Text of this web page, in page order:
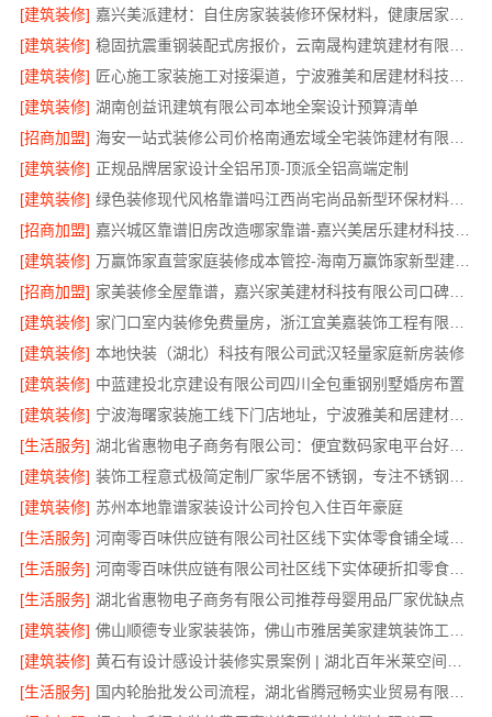
[建筑装修]
[建筑装修]
[建筑装修]
[建筑装修] 湖南创益讯建筑有限公司本地全案设计预算清单
[招商加盟]
[建筑装修] 正规品牌居家设计全铝吊顶-顶派全铝高端定制
[建筑装修]
绿色装修现代风格靠谱吗江西尚宅尚品新型环保材料有限公司
[招商加盟]
[建筑装修]
万赢饰家直营家庭装修成本管控-海南万赢饰家新型建筑材料有限公司
[招商加盟]
家美装修全屋靠谱，嘉兴家美建材科技有限公司口碑之选
[建筑装修]
[建筑装修] 本地快装（湖北）科技有限公司武汉轻量家庭新房装修
[建筑装修] 中蓝建投北京建设有限公司四川全包重钢别墅婚房布置
[建筑装修]
宁波海曙家装施工线下门店地址，宁波雅美和居建材科技有限公司
[生活服务]
湖北省惠物电子商务有限公司：便宜数码家电平台好不好？
[建筑装修]
[建筑装修] 苏州本地靠谱家装设计公司拎包入住百年豪庭
[生活服务]
河南零百味供应链有限公司社区线下实体零食铺全域盈利
[生活服务]
河南零百味供应链有限公司社区线下实体硬折扣零食铺全域盈利
[生活服务] 湖北省惠物电子商务有限公司推荐母婴用品厂家优缺点
[建筑装修]
[建筑装修]
[生活服务]